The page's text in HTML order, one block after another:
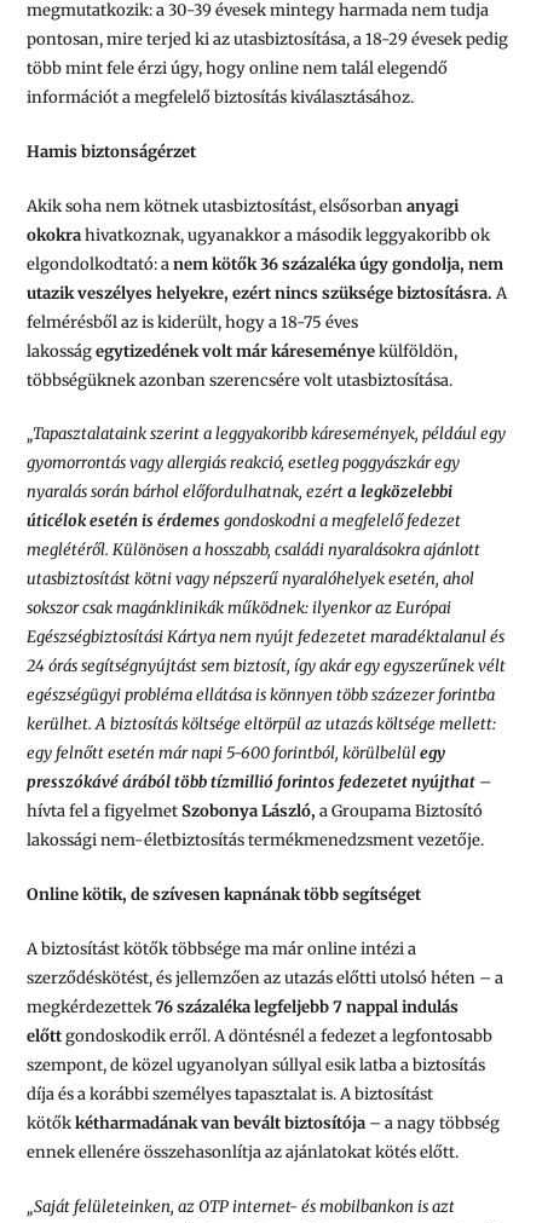
megmutatkozik: a 30-39 évesek mintegy harmada nem tudja
pontosan, mire terjed ki az utasbiztosítása, a 18-29 évesek pedig
több mint fele érzi úgy, hogy online nem talál elegendő
információt a megfelelő biztosítás kiválasztásához.
Hamis biztonságérzet
Akik soha nem kötnek utasbiztosítást, elsősorbananyagi
okokrahivatkoznak, ugyanakkor a második leggyakoribb ok
elgondolkodtató: anem kötők 36 százaléka úgy gondolja, nem
utazik veszélyes helyekre, ezért nincs szüksége biztosításra.A
felmérésből az is kiderült, hogy a 18-75 éves
lakosságegytizedének volt már káreseményekülföldön,
többségüknek azonban szerencsére volt utasbiztosítása.
„Tapasztalataink szerint a leggyakoribb káresemények, például egy
gyomorrontás vagy allergiás reakció, esetleg poggyászkár egy
nyaralás során bárhol előfordulhatnak, ezérta legközelebbi
úticélok esetén is érdemesgondoskodni a megfelelő fedezet
meglétéről. Különösen a hosszabb, családi nyaralásokra ajánlott
utasbiztosítást kötni vagy népszerű nyaralóhelyek esetén, ahol
sokszor csak magánklinikák működnek: ilyenkor az Európai
Egészségbiztosítási Kártya nem nyújt fedezetet maradéktalanul és
24 órás segítségnyújtást sem biztosít, így akár egy egyszerűnek vélt
egészségügyi probléma ellátása is könnyen több százezer forintba
kerülhet. A biztosítás költsége eltörpül az utazás költsége mellett:
egy felnőtt esetén már napi 5-600 forintból, körülbelülegy
presszókávé árából több tízmillió forintos fedezetet nyújthat –
hívta fel a figyelmetSzobonya László, a Groupama Biztosító
lakossági nem-életbiztosítás termékmenedzsment vezetője.
Online kötik, de szívesen kapnának több segítséget
A biztosítást kötők többsége ma már online intézi a
szerződéskötést, és jellemzően az utazás előtti utolsó héten – a
megkérdezettek76 százaléka legfeljebb 7 nappal indulás
előttgondoskodik erről. A döntésnél a fedezet a legfontosabb
szempont, de közel ugyanolyan súllyal esik latba a biztosítás
díja és a korábbi személyes tapasztalat is. A biztosítást
kötőkkétharmadának van bevált biztosítója – a nagy többség
ennek ellenére összehasonlítja az ajánlatokat kötés előtt.
„Saját felületeinken, az OTP internet- és mobilbankon is azt